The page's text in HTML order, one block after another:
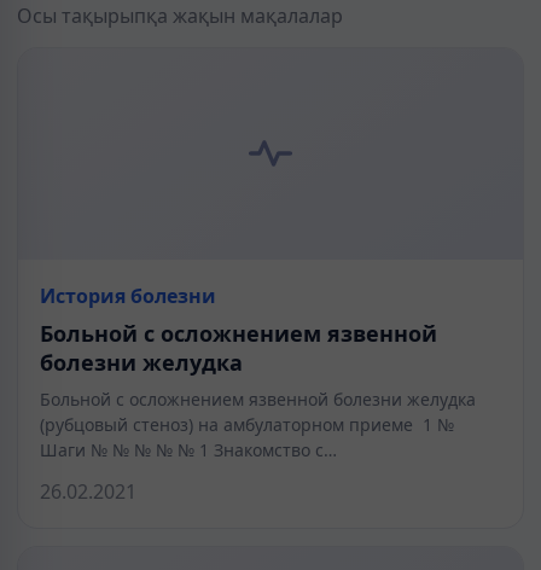
Осы тақырыпқа жақын мақалалар
История болезни
Больной с осложнением язвенной
болезни желудка
Больной с осложнением язвенной болезни желудка
(рубцовый стеноз) на амбулаторном приеме 1 №
Шаги № № № № № 1 Знакомство с…
26.02.2021